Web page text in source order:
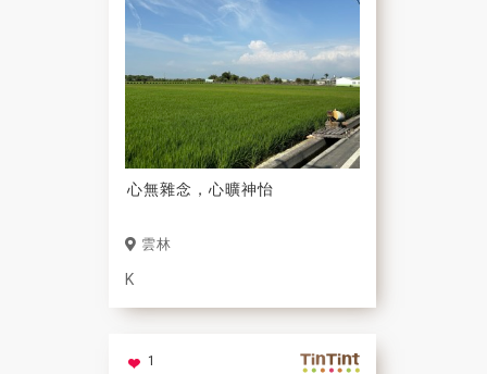
心無雜念，心曠神怡
雲林
K
1